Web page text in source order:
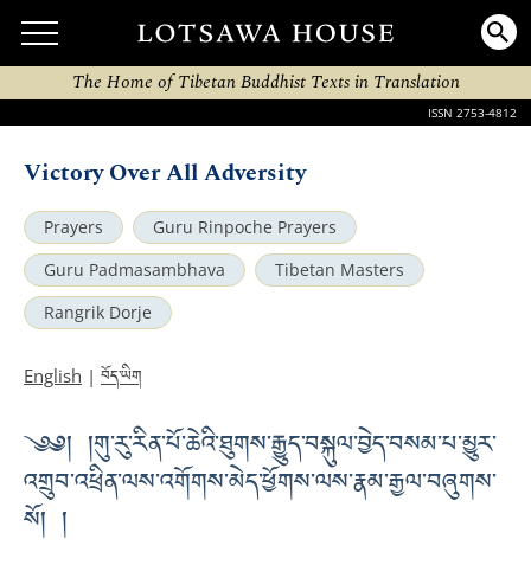
The Home of Tibetan Buddhist Texts in Translation
ISSN 2753-4812
Victory Over All Adversity
Prayers
Guru Rinpoche Prayers
Guru Padmasambhava
Tibetan Masters
Rangrik Dorje
English | བོད་ཡིག
༄༅། །གུ་རུ་རིན་པོ་ཆེའི་ཐུགས་རྒྱུད་བསྐུལ་བྱེད་བསམ་པ་མྱུར་
འགྲུབ་འཕྲིན་ལས་འགོགས་མེད་ཕྱོགས་ལས་རྣམ་རྒྱལ་བཞུགས་
སོ། །